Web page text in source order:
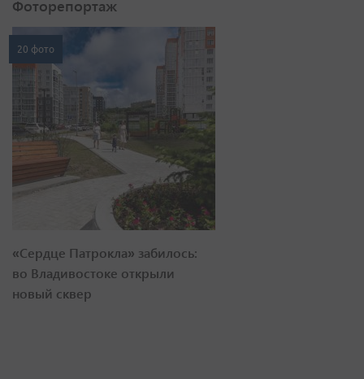
Фоторепортаж
20 фото
«Сердце Патрокла» забилось:
во Владивостоке открыли
новый сквер